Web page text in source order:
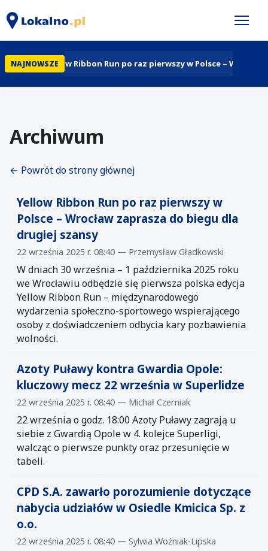
NAJNOWSZEYellow Ribbon Run po raz pierwszy w Polsce –
Archiwum
← Powrót do strony głównej
Yellow Ribbon Run po raz pierwszy w
Polsce – Wrocław zaprasza do biegu dla
drugiej szansy
22 września 2025 r. 08:40 — Przemysław Gładkowski
W dniach 30 września – 1 października 2025 roku
we Wrocławiu odbędzie się pierwsza polska edycja
Yellow Ribbon Run – międzynarodowego
wydarzenia społeczno-sportowego wspierającego
osoby z doświadczeniem odbycia kary pozbawienia
wolności.
Azoty Puławy kontra Gwardia Opole:
kluczowy mecz 22 września w Superlidze
22 września 2025 r. 08:40 — Michał Czerniak
22 września o godz. 18:00 Azoty Puławy zagrają u
siebie z Gwardią Opole w 4. kolejce Superligi,
walcząc o pierwsze punkty oraz przesunięcie w
tabeli.
CPD S.A. zawarło porozumienie dotyczące
nabycia udziałów w Osiedle Kmicica Sp. z
o.o.
22 września 2025 r. 08:40 — Sylwia Woźniak-Lipska